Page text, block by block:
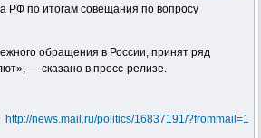
РФ по итогам совещания по вопросу
обращения в России, принят ряд
— сказано в пресс-релизе.
http://news.mail.ru/politics/16837191/?frommail=1